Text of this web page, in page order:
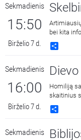
Sekmadienis
15:50
Birželio 7 d.
bei kita
Sekmadienis
16:00
Birželio 7 d.
Homiliją
skaitinius
Sekmadienis